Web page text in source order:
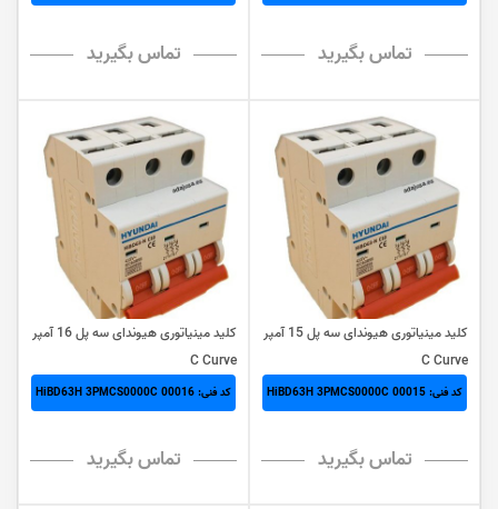
تماس بگیرید تماس بگیرید
کلید مینیاتوری هیوندای سه پل 15 آمپر
C Curve
کد فنی: HiBD63H 3PMCS0000C 00015
تماس بگیرید
کلید مینیاتوری هیوندای سه پل 16 آمپر
C Curve
کد فنی: HiBD63H 3PMCS0000C 00016
تماس بگیرید